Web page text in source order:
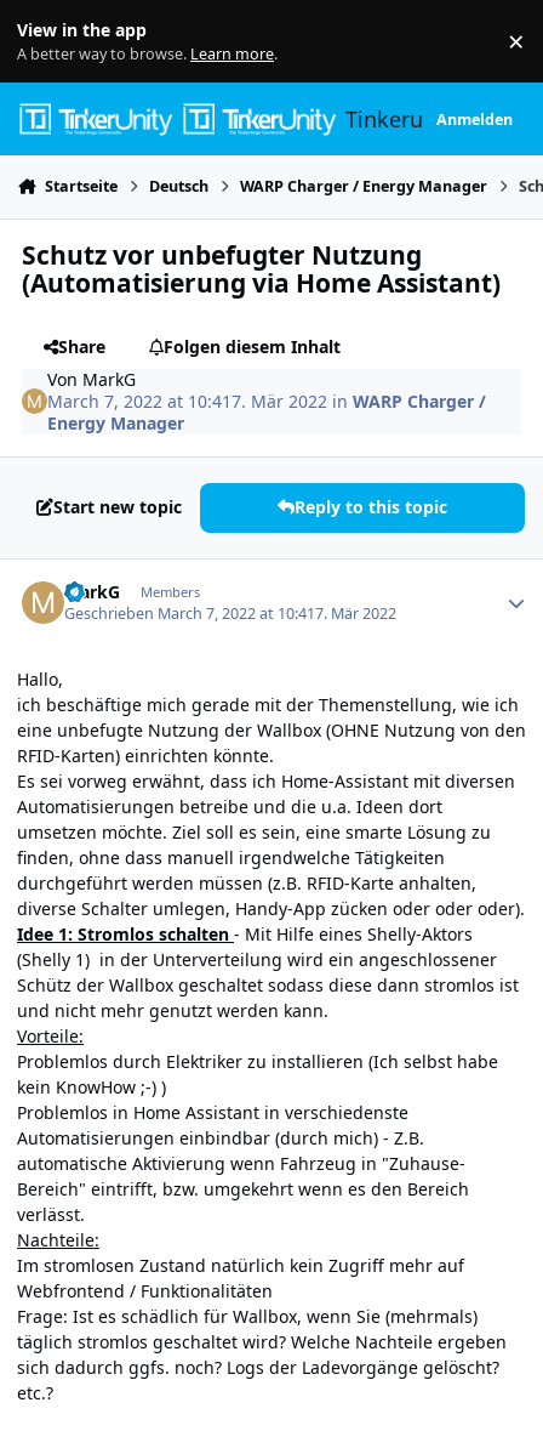
View in the app
A better way to browse. Learn more. ×
TinkerunityAnmelden
Startseite Deutsch WARP Charger / Energy Manager
Schutz vor unbefugter Nutzung
(Automatisierung via Home Assistant)
Share
Folgen diesem Inhalt
Von MarkG
March 7, 2022 at 10:417. Mär 2022 inWARP Charger /
Energy Manager
Start new topic Reply to this topic
MarkG Members
Geschrieben March 7, 2022 at 10:417. Mär 2022
Hallo,
ich beschäftige mich gerade mit der Themenstellung, wie ich
eine unbefugte Nutzung der Wallbox (OHNE Nutzung von den
RFID-Karten) einrichten könnte.
Es sei vorweg erwähnt, dass ich Home-Assistant mit diversen
Automatisierungen betreibe und die u.a. Ideen dort
umsetzen möchte. Ziel soll es sein, eine smarte Lösung zu
finden, ohne dass manuell irgendwelche Tätigkeiten
durchgeführt werden müssen (z.B. RFID-Karte anhalten,
diverse Schalter umlegen, Handy-App zücken oder oder oder).
Idee 1: Stromlos schalten - Mit Hilfe eines Shelly-Aktors
(Shelly 1) in der Unterverteilung wird ein angeschlossener
Schütz der Wallbox geschaltet sodass diese dann stromlos ist
und nicht mehr genutzt werden kann.
Vorteile:
Problemlos durch Elektriker zu installieren (Ich selbst habe
kein KnowHow ;-) )
Problemlos in Home Assistant in verschiedenste
Automatisierungen einbindbar (durch mich) - Z.B.
automatische Aktivierung wenn Fahrzeug in "Zuhause-
Bereich" eintrifft, bzw. umgekehrt wenn es den Bereich
verlässt.
Nachteile:
Im stromlosen Zustand natürlich kein Zugriff mehr auf
Webfrontend / Funktionalitäten
Frage: Ist es schädlich für Wallbox, wenn Sie (mehrmals)
täglich stromlos geschaltet wird? Welche Nachteile ergeben
sich dadurch ggfs. noch? Logs der Ladevorgänge gelöscht?
etc.?